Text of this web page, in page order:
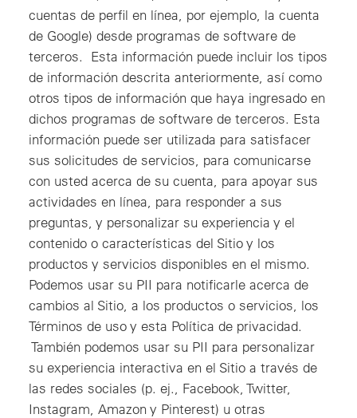
cuentas de perfil en línea, por ejemplo, la cuenta
de Google) desde programas de software de
terceros. Esta información puede incluir los tipos
de información descrita anteriormente, así como
otros tipos de información que haya ingresado en
dichos programas de software de terceros. Esta
información puede ser utilizada para satisfacer
sus solicitudes de servicios, para comunicarse
con usted acerca de su cuenta, para apoyar sus
actividades en línea, para responder a sus
preguntas, y personalizar su experiencia y el
contenido o características del Sitio y los
productos y servicios disponibles en el mismo.
Podemos usar su PII para notificarle acerca de
cambios al Sitio, a los productos o servicios, los
Términos de uso y esta Política de privacidad.
También podemos usar su PII para personalizar
su experiencia interactiva en el Sitio a través de
las redes sociales (p. ej., Facebook, Twitter,
Instagram, Amazon y Pinterest) u otras